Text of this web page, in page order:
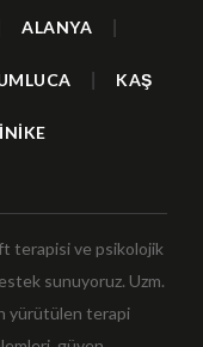
ALANYA
KAŞ
terapisi ve psikolojik
sunuyoruz. Uzm.
yürütülen terapi